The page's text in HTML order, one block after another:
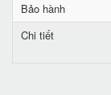
Bảo hành
Chi tiết